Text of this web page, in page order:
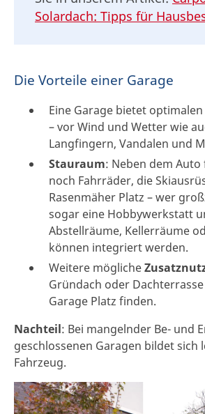
Solardach: Tipps für
Die Vorteile einer Garage
Eine Garage bietet optimalen
– vor Wind und Wetter wie
Langfingern, Vandalen und
Stauraum: Neben dem
noch Fahrräder, die
Rasenmäher Platz – wer
sogar eine Hobbywerkstatt
Abstellräume, Kellerräume
können integriert werden.
Weitere mögliche
Gründach oder
Garage Platz finden.
Nachteil: Bei mangelnder Be- und
geschlossenen Garagen bildet sich
Fahrzeug.